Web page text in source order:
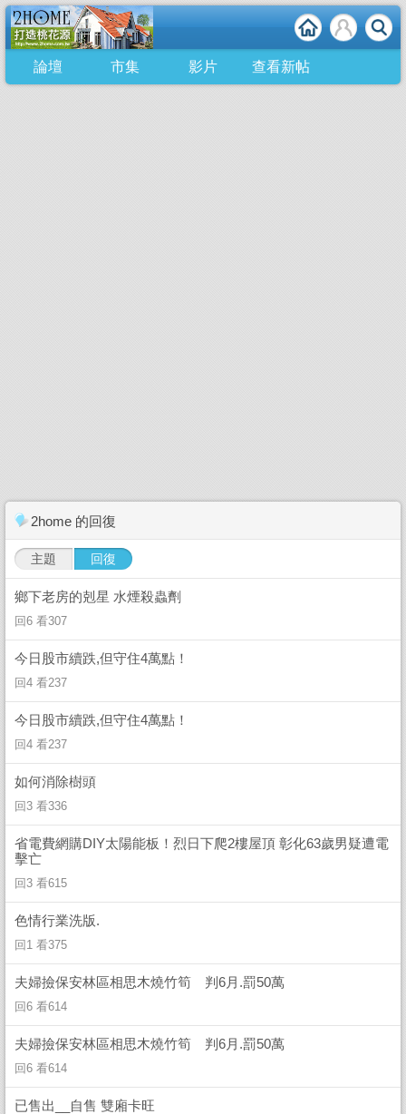
論壇 市集 影片 查看新帖
2home 的回復
主題 回復
鄉下老房的剋星 水煙殺蟲劑
回6 看307
今日股市續跌,但守住4萬點！
回4 看237
今日股市續跌,但守住4萬點！
回4 看237
如何消除樹頭
回3 看336
省電費網購DIY太陽能板！烈日下爬2樓屋頂 彰化63歲男疑遭電
擊亡
回3 看615
色情行業洗版.
回1 看375
夫婦撿保安林區相思木燒竹筍 判6月.罰50萬
回6 看614
夫婦撿保安林區相思木燒竹筍 判6月.罰50萬
回6 看614
已售出__自售 雙廂卡旺